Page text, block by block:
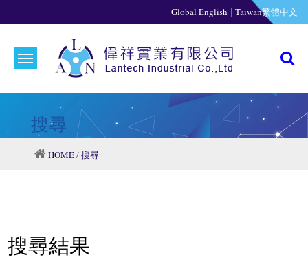
Global English | Taiwan繁體中文
搜尋
HOME/搜尋
搜尋結果